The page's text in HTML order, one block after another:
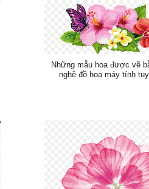
Những mẫu hoa được vẽ
nghệ đồ họa máy tính